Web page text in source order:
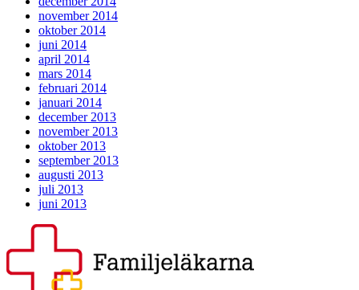
november 2014
oktober 2014
juni 2014
april 2014
mars 2014
februari 2014
januari 2014
december 2013
november 2013
oktober 2013
september 2013
augusti 2013
juli 2013
juni 2013